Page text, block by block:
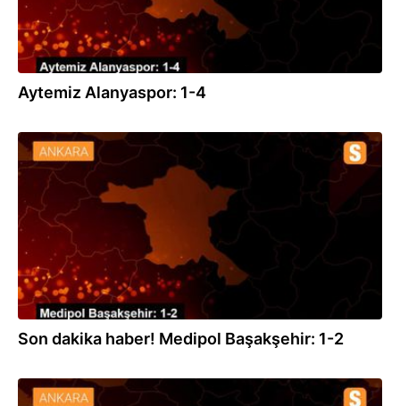
Aytemiz Alanyaspor: 1-4
19.06.2020
Son dakika haber! Medipol Başakşehir: 1-2
19.06.2020